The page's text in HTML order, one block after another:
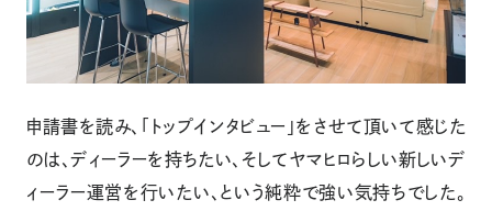
申請書を読み、「トップインタビュー」をさせて頂いて感じた
のは、ディーラーを持ちたい、そしてヤマヒロらしい新しいデ
ィーラー運営を行いたい、という純粋で強い気持ちでした。